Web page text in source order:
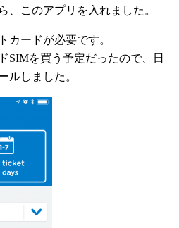
、このアプリを入れました。
カードが必要です。
SIMを買う予定だったので、日
ルしました。